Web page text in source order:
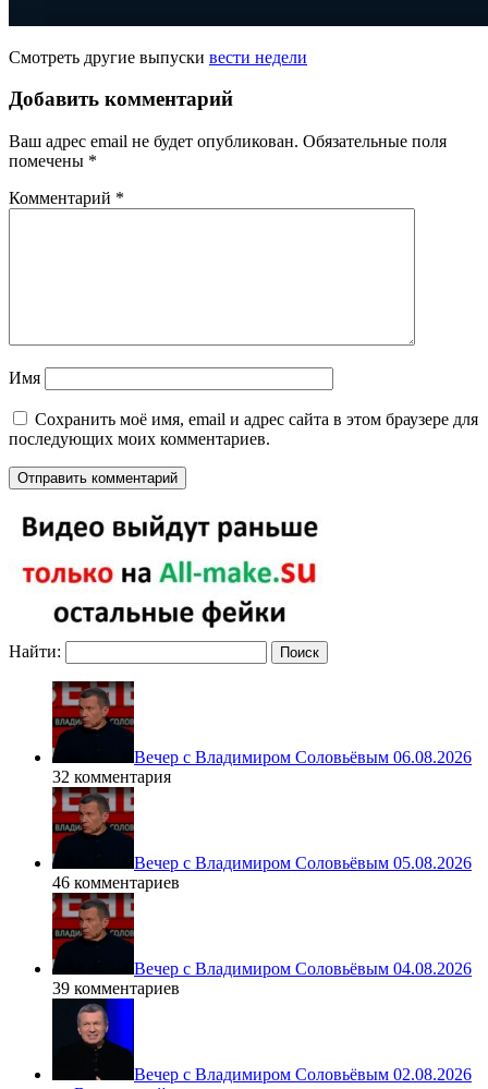
Смотреть другие выпуски вести недели
Добавить комментарий
Ваш адрес email не будет опубликован. Обязательные поля
помечены *
Комментарий *
Имя
Сохранить моё имя, email и адрес сайта в этом браузере для
последующих моих комментариев.
Найти:
Вечер с Владимиром Соловьёвым 06.08.2026
32 комментария
Вечер с Владимиром Соловьёвым 05.08.2026
46 комментариев
Вечер с Владимиром Соловьёвым 04.08.2026
39 комментариев
Вечер с Владимиром Соловьёвым 02.08.2026